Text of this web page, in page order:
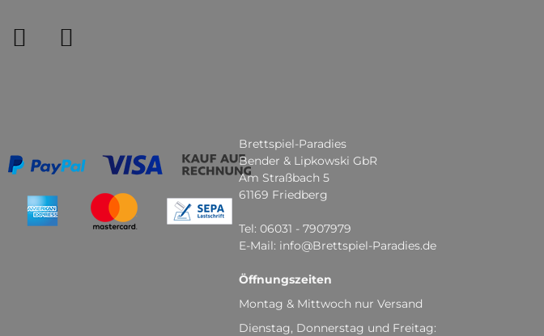
Brettspiel-Paradies
Bender & Lipkowski GbR
Am Straßbach 5
61169 Friedberg
Tel: 06031 - 7907979
E-Mail: info@Brettspiel-Paradies.de
Öffnungszeiten
Montag & Mittwoch nur Versand
Dienstag, Donnerstag und Freitag: